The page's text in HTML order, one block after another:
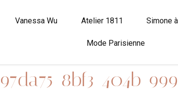
Vanessa Wu Atelier 1811 Simone
Mode Parisienne
8bf3-404b-